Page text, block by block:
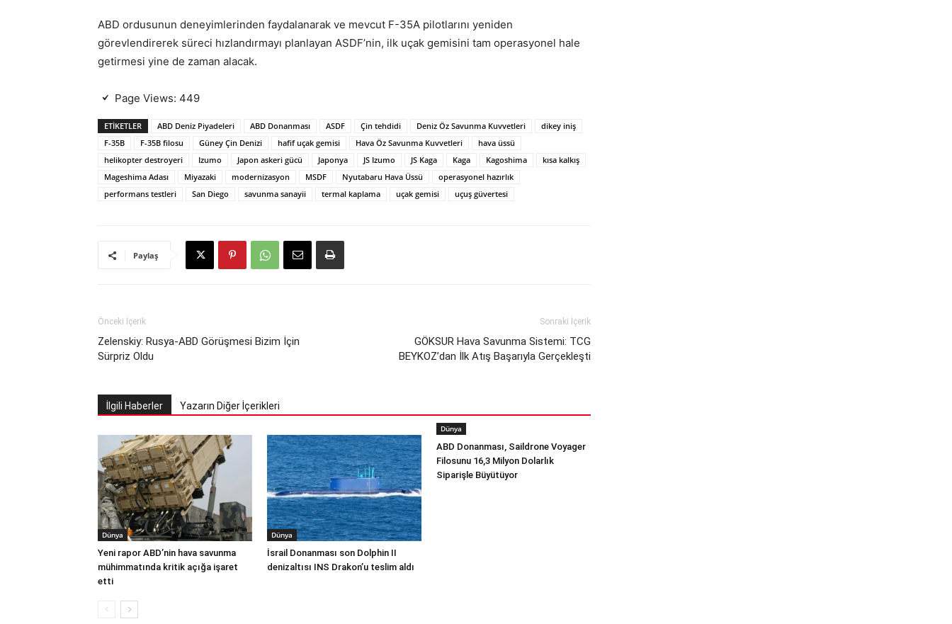
ABD ordusunun deneyimlerinden faydalanarak ve mevcut F-35A pilotlarını yeniden
görevlendirerek süreci hızlandırmayı planlayan ASDF’nin, ilk uçak gemisini tam operasyonel hale
getirmesi yine de zaman alacak.
Page Views: 449
ETIKETLER ABD Deniz Piyadeleri ABD Donanması ASDF Çin tehdidi Deniz Öz Savunma Kuvvetleri
dikey iniş
F-35B
F-35B filosu Güney Çin Denizi hafif uçak gemisi Hava Öz Savunma Kuvvetleri
hava üssü
helikopter destroyeri
Izumo Japon askeri gücü Japonya JS Izumo JS Kaga Kaga Kagoshima
kısa kalkış
Mageshima Adası
Miyazaki modernizasyon MSDF Nyutabaru Hava Üssü
operasyonel hazırlık
performans testleri
San Diego savunma sanayii termal kaplama uçak gemisi uçuş güvertesi
Paylaş
Önceki İçerik
Zelenskiy: Rusya-ABD Görüşmesi Bizim İçin
Sürpriz Oldu
Sonraki İçerik
GÖKSUR Hava Savunma Sistemi: TCG
BEYKOZ’dan İlk Atış Başarıyla Gerçekleşti
İlgili Haberler Yazarın Diğer İçerikleri
Dünya
Yeni rapor ABD’nin hava savunma
mühimmatında kritik açığa işaret
etti
Dünya
İsrail Donanması son Dolphin II
denizaltısı INS Drakon’u teslim aldı
Dünya
ABD Donanması, Saildrone Voyager
Filosunu 16,3 Milyon Dolarlık
Siparişle Büyütüyor